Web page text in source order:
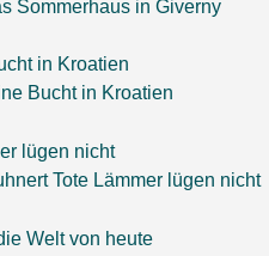
Sommerhaus in Giverny
Bucht in Kroatien
Tote Lämmer lügen nicht